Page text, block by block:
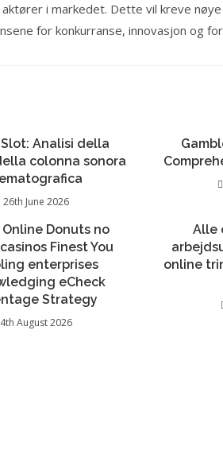
i markedet. Dette vil kreve
for konkurranse, innovasjon og
Slot: Analisi della
colonna sonora
26th June 2026
Online Donuts no
Finest You
enterprises
eCheck
Strategy
4th August 2026
Alle
online